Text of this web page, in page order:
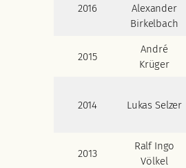
2016
Alexander
Birkelbach
2015
André
Krüger
2014 Lukas Selzer
2013
Ralf Ingo
Völkel